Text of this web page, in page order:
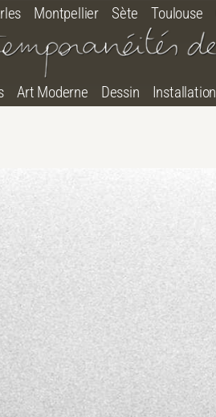
Montpellier Sète Toulouse
Art Moderne Dessin Installation